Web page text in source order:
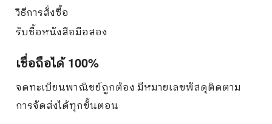
วิธีการสั่งซื้อ
รับซื้อหนังสือมือสอง
เชื่อถือได้ 100%
จดทะเบียนพาณิชย์ถูกต้อง มีหมายเลขพัสดุติดตาม
การจัดส่งได้ทุกขั้นตอน